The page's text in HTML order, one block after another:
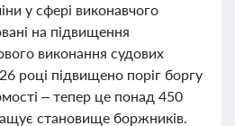
у сфері виконавчого
на підвищення
виконання судових
році підвищено поріг боргу
– тепер це понад 450
становище боржників.